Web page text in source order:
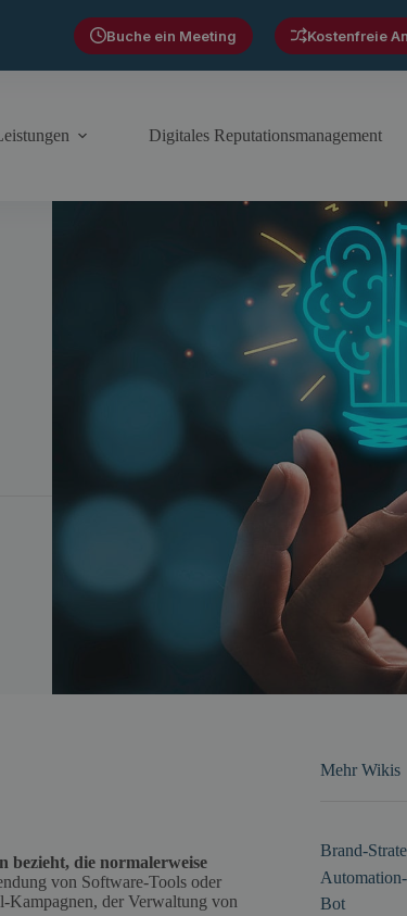
Buche ein Meeting Kostenfreie
Digitales Reputationsmanagement
bezieht, die normalerweise
von Software-Tools oder
Kampagnen, der Verwaltung von
Mehr Wikis
Brand-
Bot